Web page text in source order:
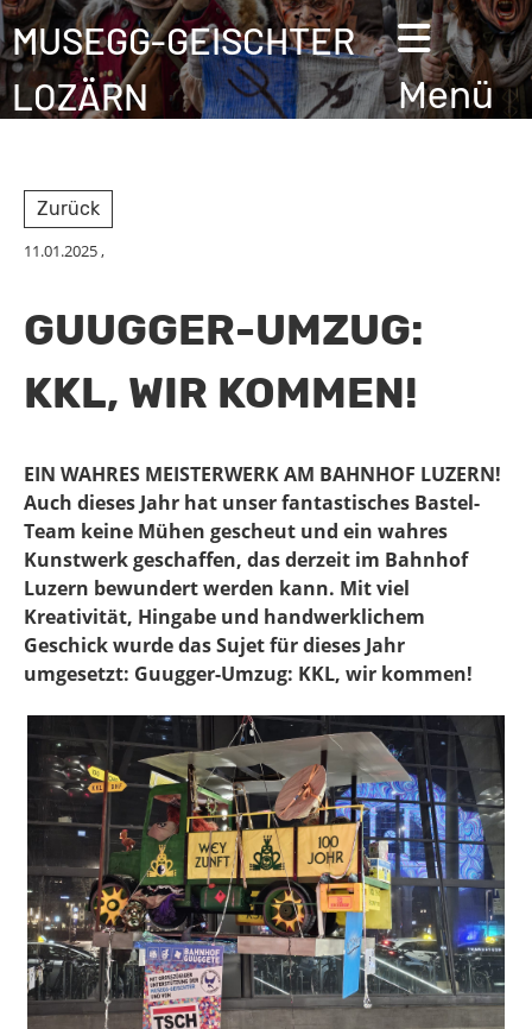
MUSEGG-GEISCHTER
LOZÄRN
Menü
Zurück
11.01.2025,
GUUGGER-UMZUG:
KKL, WIR KOMMEN!
EIN WAHRES MEISTERWERK AM BAHNHOF LUZERN!
Auch dieses Jahr hat unser fantastisches Bastel-
Team keine Mühen gescheut und ein wahres
Kunstwerk geschaffen, das derzeit im Bahnhof
Luzern bewundert werden kann. Mit viel
Kreativität, Hingabe und handwerklichem
Geschick wurde das Sujet für dieses Jahr
umgesetzt: Guugger-Umzug: KKL, wir kommen!